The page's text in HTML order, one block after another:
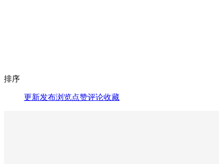
排序
更新发布浏览点赞评论收藏